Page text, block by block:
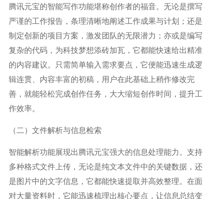
腾讯元宝的智能写作功能堪称创作者的福音。无论是撰写
严谨的工作报告，条理清晰地阐述工作成果与计划；还是
制定创新的项目方案，激发团队的无限潜力；亦或是编写
复杂的代码，为科技梦想添砖加瓦，它都能快速给出精准
的内容建议。只需简单输入需求要点，它便能迅速生成逻
辑连贯、内容丰富的初稿，用户在此基础上稍作修改完
善，就能轻松完成创作任务，大大缩短创作时间，提升工
作效率。
（二）文件解析与信息检索
智能解析功能展现出腾讯元宝强大的信息处理能力。支持
多种格式文件上传，无论是纯文本文件中的关键数据，还
是图片中的文字信息，它都能快速提取并高效整理。在面
对大量资料时，它能迅速梳理出核心要点，让信息总结变